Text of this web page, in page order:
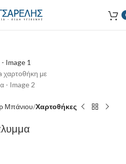
Μπάνιου Χαρτοθήκες